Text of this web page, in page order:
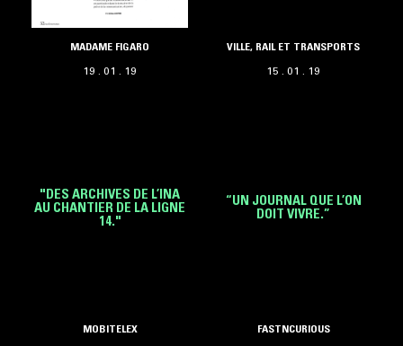
MADAME FIGARO
19 . 01 . 19
VILLE, RAIL ET TRANSPORTS
15 . 01 . 19
"DES ARCHIVES DE L’INA
AU CHANTIER DE LA LIGNE
14."
MOBITELEX
“UN JOURNAL QUE L’ON
DOIT VIVRE.”
FASTNCURIOUS